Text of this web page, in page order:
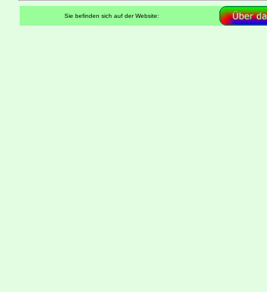
Sie befinden sich auf der Website: